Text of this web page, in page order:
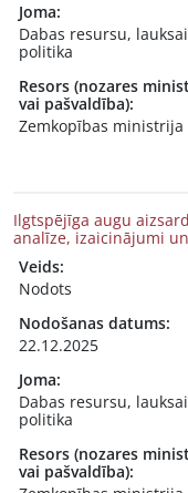
Joma:
Dabas resursu,
politika
Resors (nozares
vai pašvaldība):
Zemkopības ministrija
Ilgtspējīga augu
analīze, izaicinājumi
Veids:
Nodots
Nodošanas datums:
22.12.2025
Joma:
Dabas resursu,
politika
Resors (nozares
vai pašvaldība):